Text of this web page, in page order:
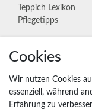
Teppich Lexikon
Pflegetipps
Unternehmen
Widerrufs­recht
Vertrag
Impressum
Cookies
Wir nutzen Cookies
essenziell, während
Erfahrung zu